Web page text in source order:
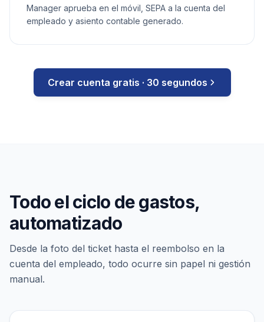
Manager aprueba en el móvil, SEPA a la cuenta del
empleado y asiento contable generado.
Crear cuenta gratis · 30 segundos
Todo el ciclo de gastos,
automatizado
Desde la foto del ticket hasta el reembolso en la
cuenta del empleado, todo ocurre sin papel ni gestión
manual.